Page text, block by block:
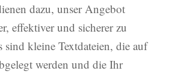
dazu, unser Angebot
effektiver und sicherer zu
sind kleine Textdateien, die auf
werden und die Ihr